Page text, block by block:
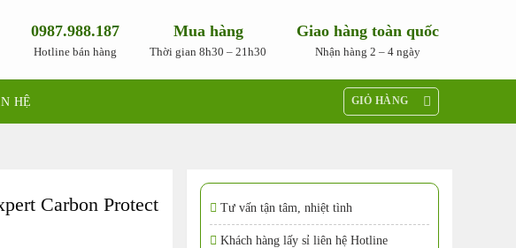
0987.988.187
Hotline bán hàng
Mua hàng
Thời gian 8h30 – 21h30
Giao hàng toàn quốc
Nhận hàng 2 – 4 ngày
HỆ GIỎ HÀNG
Tư vấn tận tâm, nhiệt tình
Khách hàng lấy sỉ liên hệ Hotline
Carbon Protect